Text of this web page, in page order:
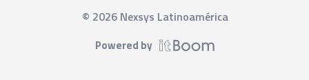
© 2026 Nexsys Latinoamérica
Powered by